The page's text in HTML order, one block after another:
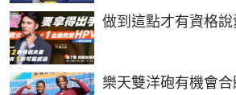
做到這點才有資格說
PR
樂天雙洋砲有機會